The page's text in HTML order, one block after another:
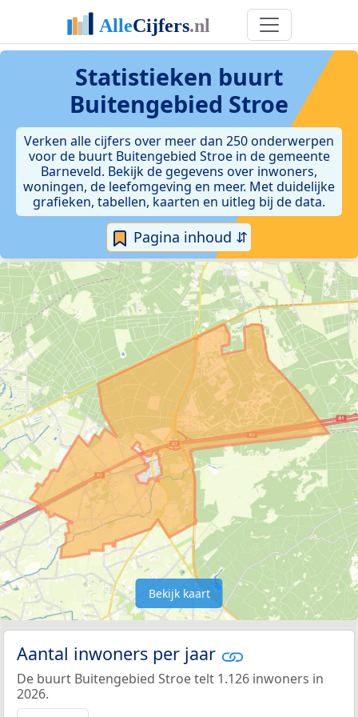
Statistieken buurt
Buitengebied Stroe
Verken alle cijfers over meer dan 250 onderwerpen
voor de buurt Buitengebied Stroe in de gemeente
Barneveld. Bekijk de gegevens over inwoners,
woningen, de leefomgeving en meer. Met duidelijke
grafieken, tabellen, kaarten en uitleg bij de data.
Pagina inhoud ⇵
Bekijk kaart
Aantal inwoners per jaar
De buurt Buitengebied Stroe telt 1.126 inwoners in
2026.